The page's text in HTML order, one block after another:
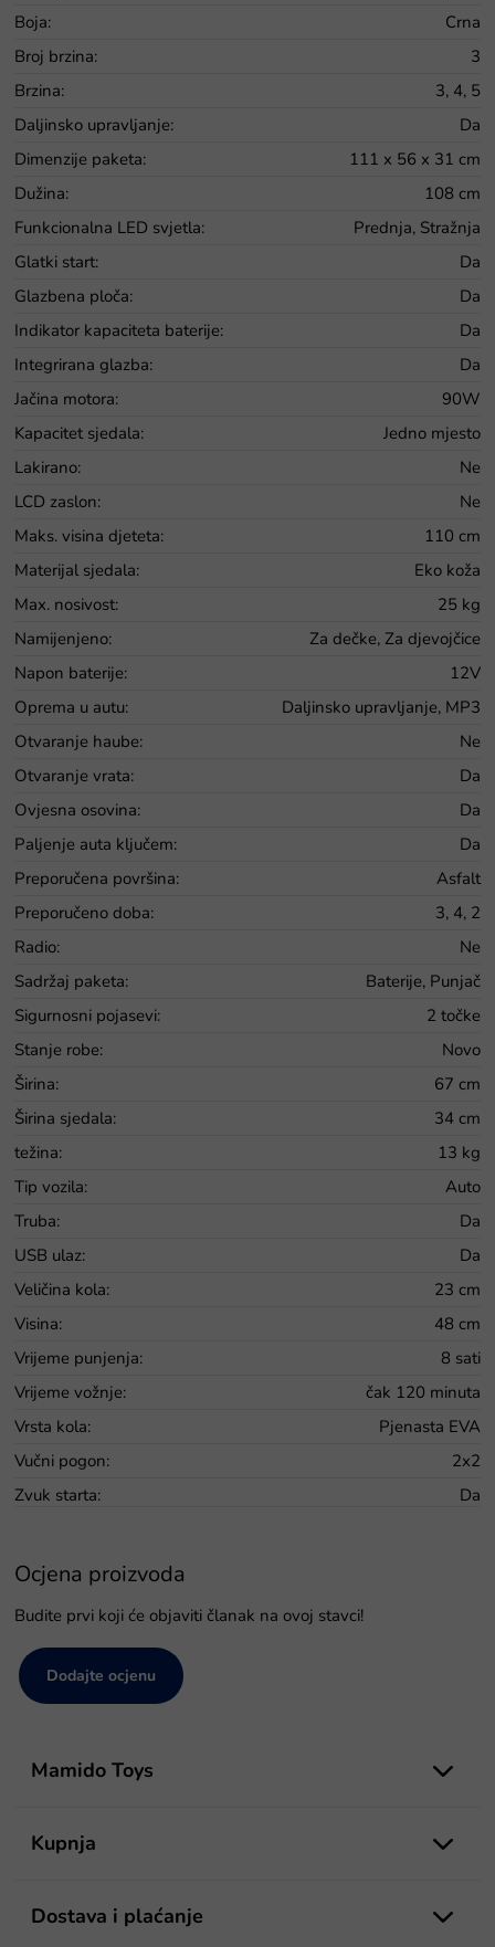
Boja:
Crna
Broj brzina:
3
Brzina:
3, 4, 5
Daljinsko upravljanje:
Da
Dimenzije paketa:
111 x 56 x 31 cm
Dužina:
108 cm
Funkcionalna LED svjetla:
Prednja, Stražnja
Glatki start:
Da
Glazbena ploča:
Da
Indikator kapaciteta baterije:
Da
Integrirana glazba:
Da
Jačina motora:
90W
Kapacitet sjedala:
Jedno mjesto
Lakirano:
Ne
LCD zaslon:
Ne
Maks. visina djeteta:
110 cm
Materijal sjedala:
Eko koža
Max. nosivost:
25 kg
Namijenjeno:
Za dečke, Za djevojčice
Napon baterije:
12V
Oprema u autu:
Daljinsko upravljanje, MP3
Otvaranje haube:
Ne
Otvaranje vrata:
Da
Ovjesna osovina:
Da
Paljenje auta ključem:
Da
Preporučena površina:
Asfalt
Preporučeno doba:
3, 4, 2
Radio:
Ne
Sadržaj paketa:
Baterije, Punjač
Sigurnosni pojasevi:
2 točke
Stanje robe:
Novo
Širina:
67 cm
Širina sjedala:
34 cm
težina:
13 kg
Tip vozila:
Auto
Truba:
Da
USB ulaz:
Da
Veličina kola:
23 cm
Visina:
48 cm
Vrijeme punjenja:
8 sati
Vrijeme vožnje:
čak 120 minuta
Vrsta kola:
Pjenasta EVA
Vučni pogon:
2x2
Zvuk starta: Da
Ocjena proizvoda
Budite prvi koji će objaviti članak na ovoj stavci!
Dodajte ocjenu
Mamido Toys
Kupnja
Dostava i plaćanje